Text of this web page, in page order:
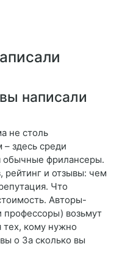
написали
не столь
– здесь среди
обычные фрилансеры.
рейтинг и отзывы: чем
Что
Авторы-
профессоры) возьмут
тех, кому нужно
о За сколько вы